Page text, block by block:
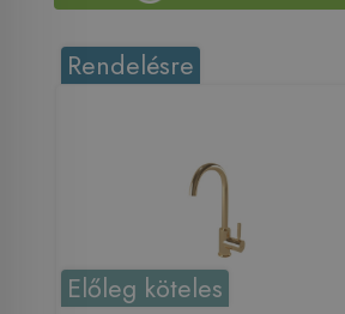
Rendelésre
Előleg köteles